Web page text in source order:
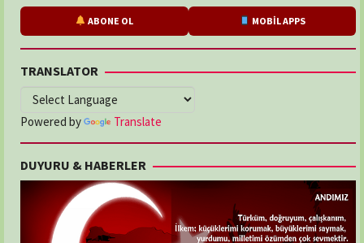
ABONE OL MOBİL APPS
TRANSLATOR
Powered by Translate
DUYURU & HABERLER